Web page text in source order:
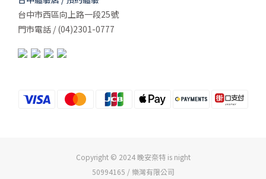
台中市西區向上路一段25號
門市電話 / (04)2301-0777
Copyright © 2024 晚安奈特 is night
50994165 / 樂灣有限公司